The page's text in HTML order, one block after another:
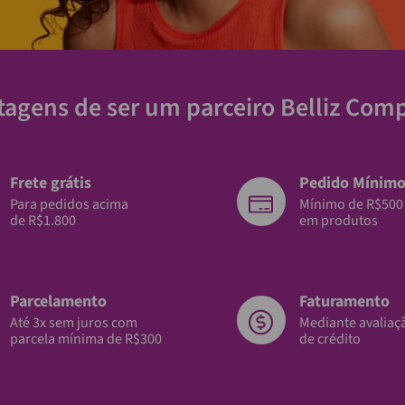
de ser um parceiro Belliz
Frete grátis
Para pedidos acima
de R$1.800
Pedido Mínimo
Mínimo de R$500
em produtos
Parcelamento
Até 3x sem juros com
parcela mínima de R$300
Faturamento
Mediante
de crédito